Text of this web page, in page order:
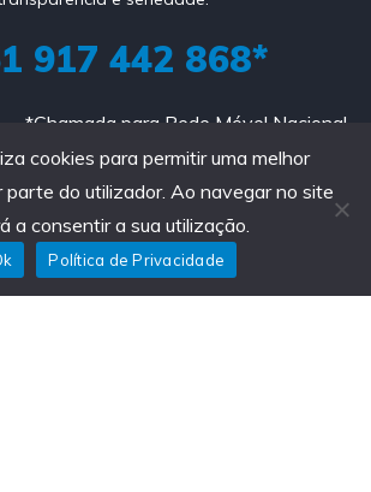
917 442 868*
*Chamada para Rede Móvel Nacional
geral@inpeccar.pt
Portas Fronhas S/N
4480-004 Vila do Conde
cookies para permitir uma melhor
parte do utilizador. Ao navegar no site
a consentir a sua utilização.
Política de Privacidade